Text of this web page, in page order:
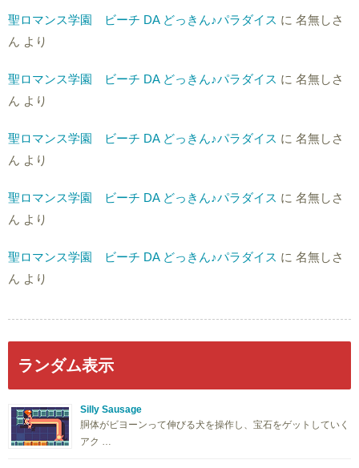
聖ロマンス学園 ビーチ DA どっきん♪パラダイス に 名無しさ
ん より
聖ロマンス学園 ビーチ DA どっきん♪パラダイス に 名無しさ
ん より
聖ロマンス学園 ビーチ DA どっきん♪パラダイス に 名無しさ
ん より
聖ロマンス学園 ビーチ DA どっきん♪パラダイス に 名無しさ
ん より
聖ロマンス学園 ビーチ DA どっきん♪パラダイス に 名無しさ
ん より
ランダム表示
Silly Sausage
胴体がビヨーンって伸びる犬を操作し、宝石をゲットしていく
アク …